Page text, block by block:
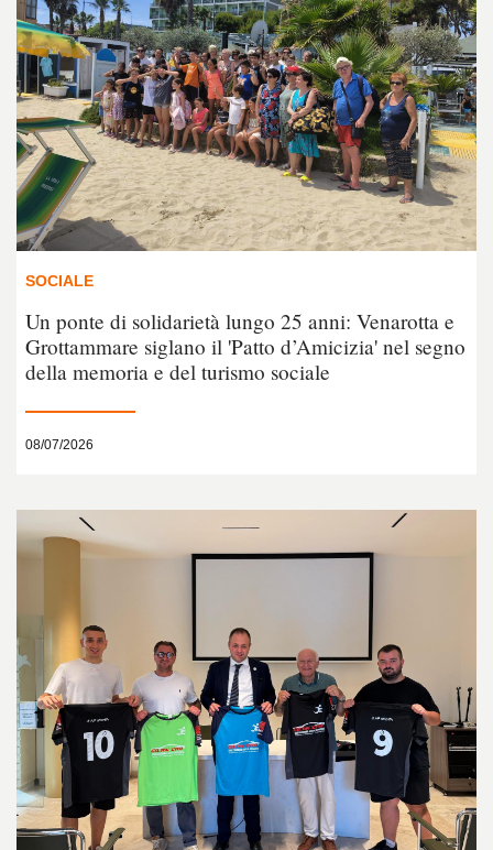
SOCIALE
Un ponte di solidarietà lungo 25 anni: Venarotta e
Grottammare siglano il 'Patto d’Amicizia' nel segno
della memoria e del turismo sociale
08/07/2026